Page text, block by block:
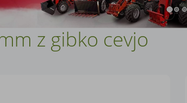
z gibko cevjo